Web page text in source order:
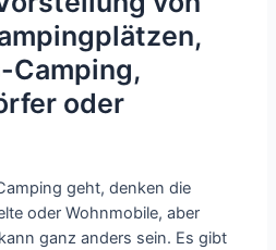
Camping,
oder
geht, denken die
oder Wohnmobile, aber
ganz anders sein. Es gibt